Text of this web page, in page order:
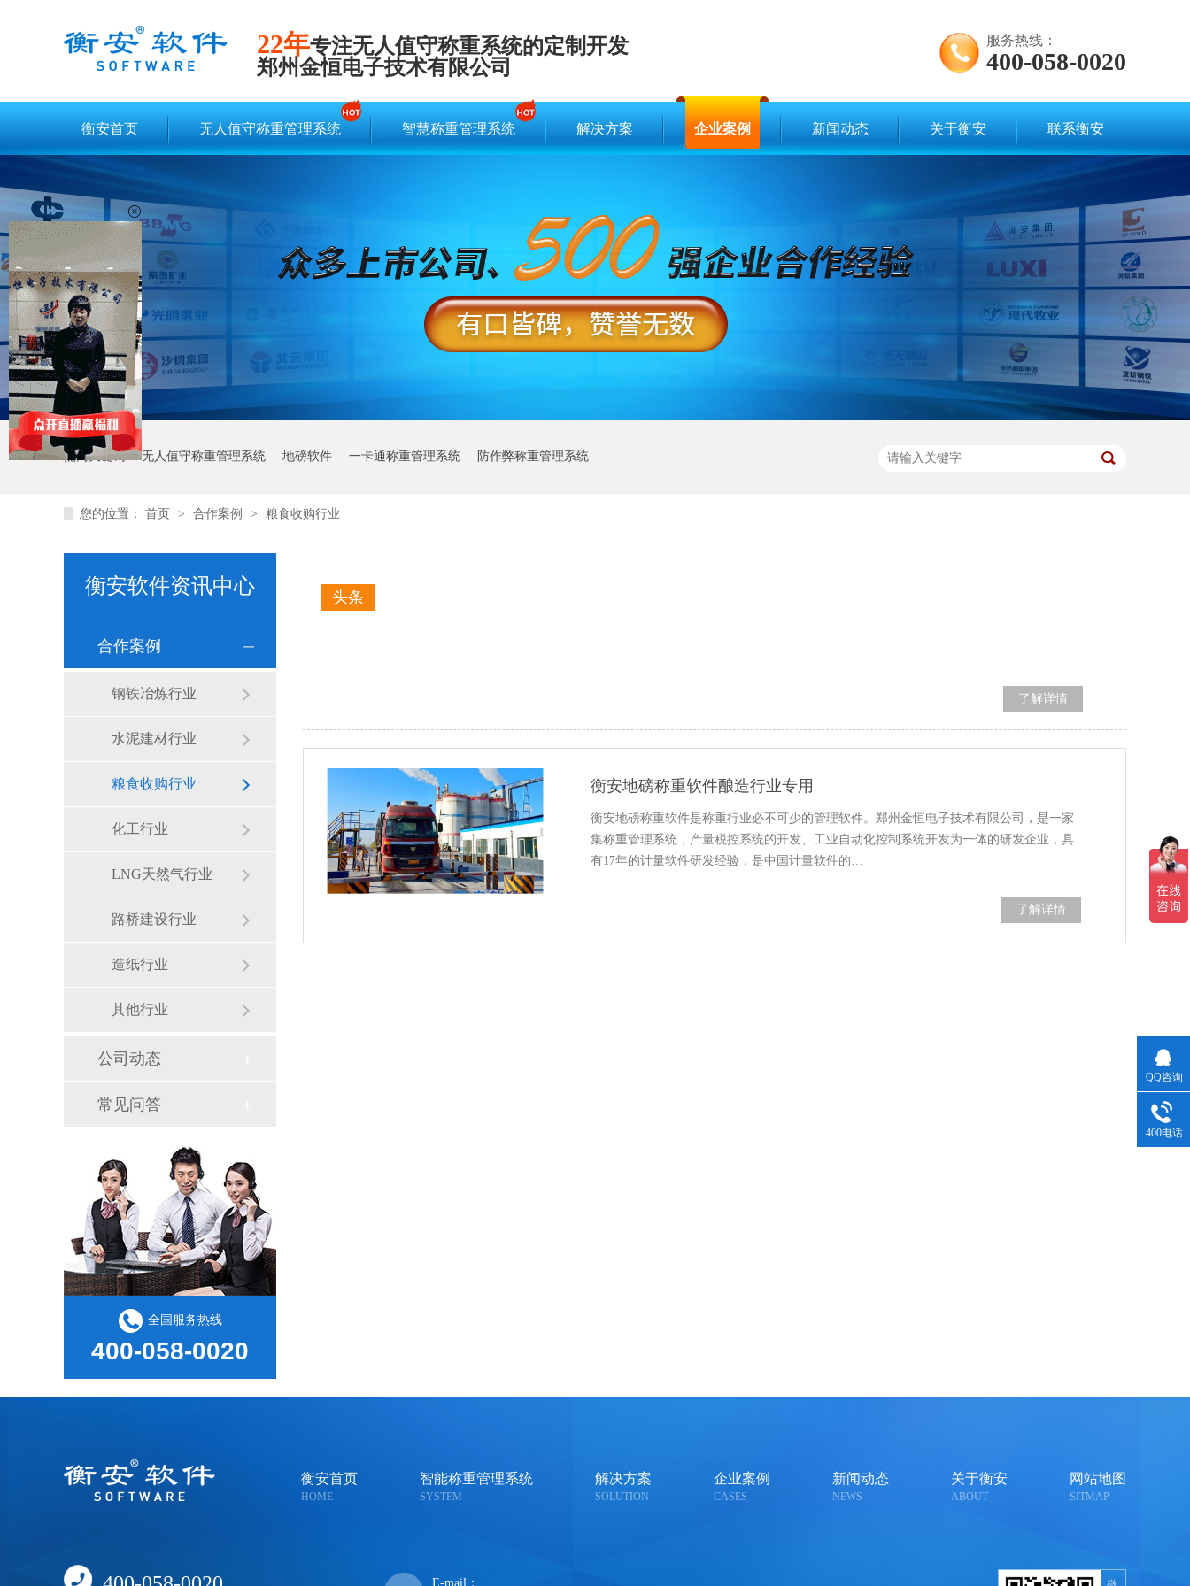
22年专注无人值守称重系统的定制开发
郑州金恒电子技术有限公司
服务热线：
400-058-0020
衡安首页 无人值守称重管理系统 智慧称重管理系统 解决方案 企业案例 新闻动态 关于衡安 联系衡安
热门关键词：无人值守称重管理系统 地磅软件 一卡通称重管理系统 防作弊称重管理系统
您的位置： 首页 > 合作案例 > 粮食收购行业
衡安软件资讯中心
合作案例
钢铁冶炼行业
水泥建材行业
粮食收购行业
化工行业
LNG天然气行业
路桥建设行业
造纸行业
其他行业
公司动态
常见问答
全国服务热线
400-058-0020
头条
了解详情
衡安地磅称重软件酿造行业专用
衡安地磅称重软件是称重行业必不可少的管理软件。郑州金恒电子技术有限公司，是一家
集称重管理系统，产量税控系统的开发、工业自动化控制系统开发为一体的研发企业，具
有17年的计量软件研发经验，是中国计量软件的…
了解详情
衡安首页
HOME
智能称重管理系统
SYSTEM
解决方案
SOLUTION
企业案例
CASES
新闻动态
NEWS
关于衡安
ABOUT
网站地图
SITMAP
E-mail：
QQ咨询
400电话